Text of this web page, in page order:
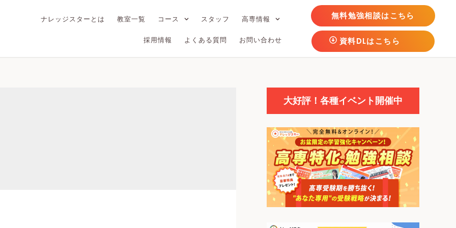
ナレッジスターとは 教室一覧 コース スタッフ 高専情報
採用情報 よくある質問 お問い合わせ
無料勉強相談はこちら
資料DLはこちら
大好評！各種イベント開催中